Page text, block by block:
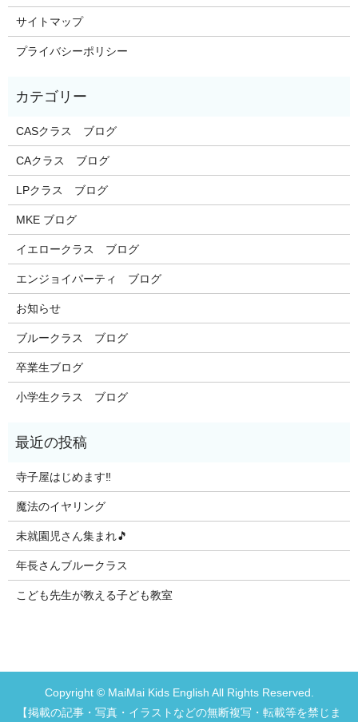
サイトマップ
プライバシーポリシー
CASクラス ブログ
CAクラス ブログ
LPクラス ブログ
MKE ブログ
イエロークラス ブログ
エンジョイパーティ ブログ
お知らせ
ブルークラス ブログ
卒業生ブログ
小学生クラス ブログ
寺子屋はじめます‼️
魔法のイヤリング
未就園児さん集まれ🎵
年長さんブルークラス
こども先生が教える子ども教室
Copyright © MaiMai Kids English All Rights Reserved.
【掲載の記事・写真・イラストなどの無断複写・転載等を禁じま